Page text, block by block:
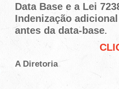
Data Base e a Lei
Indenização
antes da data-base.
A Diretoria